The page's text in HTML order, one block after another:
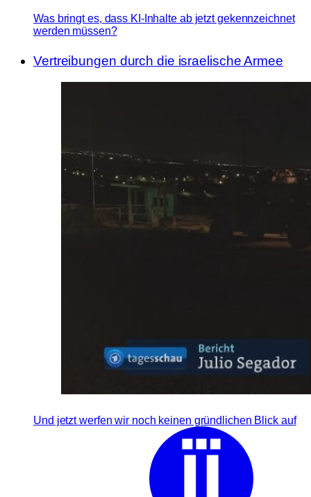
Was bringt es, dass KI-Inhalte ab jetzt gekennzeichnet
werden müssen?
Vertreibungen durch die israelische Armee
Und jetzt werfen wir noch keinen gründlichen Blick auf